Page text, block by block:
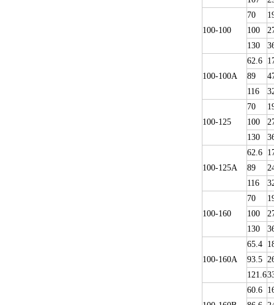
100-100
70
100
130
100-100A
62.6
89
116
100-125
70
100
130
100-125A
62.6
89
116
100-160
70
100
130
100-160A
65.4
93.5
121.6
60.6